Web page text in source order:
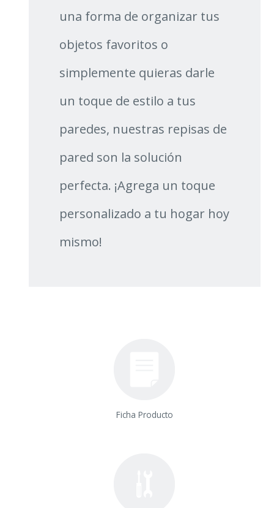
una forma de organizar tus
objetos favoritos o
simplemente quieras darle
un toque de estilo a tus
paredes, nuestras repisas de
pared son la solución
perfecta. ¡Agrega un toque
personalizado a tu hogar hoy
mismo!
Ficha Producto